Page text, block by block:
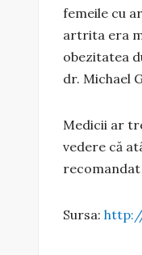
femeile cu
artrita era
obezitatea
dr. Michael
Medicii ar
vedere că
Sursa: